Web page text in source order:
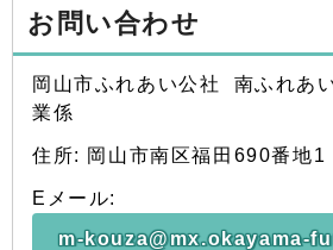
お問い合わせ
岡山市ふれあい公社 南ふれあ
業係
住所: 岡山市南区福田690番地1
Eメール:
m-kouza@mx.okayama-